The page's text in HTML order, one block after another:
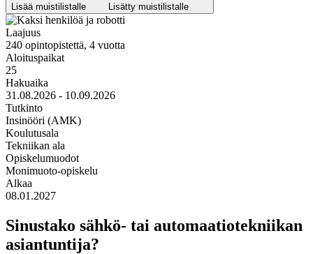
Lisää muistilistalle Lisätty muistilistalle
Laajuus
240 opintopistettä, 4 vuotta
Aloituspaikat
25
Hakuaika
31.08.2026 - 10.09.2026
Tutkinto
Insinööri (AMK)
Koulutusala
Tekniikan ala
Opiskelumuodot
Monimuoto-opiskelu
Alkaa
08.01.2027
Sinustako sähkö- tai automaatiotekniikan
asiantuntija?